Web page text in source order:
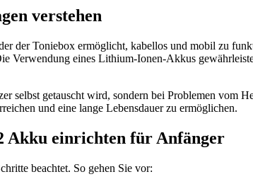
verstehen
der Toniebox ermöglicht, kabellos und mobil zu
Verwendung eines Lithium-Ionen-Akkus
selbst getauscht wird, sondern bei Problemen vom
und eine lange Lebensdauer zu ermöglichen.
Akku einrichten für Anfänger
beachtet. So gehen Sie vor: